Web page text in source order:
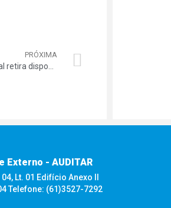
PRÓXIMA
Externo - AUDITAR
Lt. 01 Edifício Anexo II
Telefone: (61)3527-7292